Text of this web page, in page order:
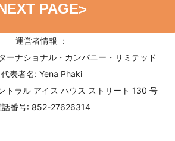
PAGE>
運営者情報 ：
ーナショナル・カンパニー・リミテッド
代表者名: Yena Phaki
トラル アイス ハウス ストリート 130 号
話番号: 852-27626314